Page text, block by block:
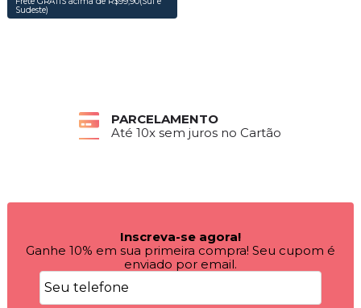
Sudeste)
PARCELAMENTO
Até 10x sem juros no Cartão
Inscreva-se agora!
Ganhe 10% em sua primeira compra! Seu cupom é
enviado por email.